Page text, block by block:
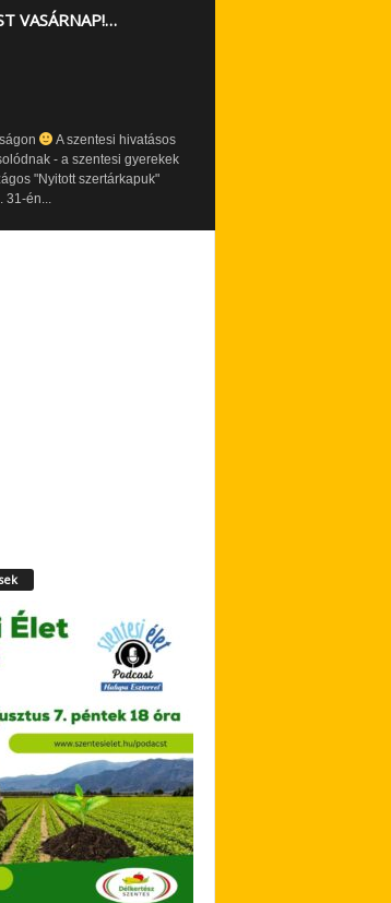
VASÁRNAP!…
A szentesi hivatásos
- a szentesi gyerekek
"Nyitott szertárkapuk"
31-én...